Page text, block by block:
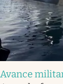
Avance